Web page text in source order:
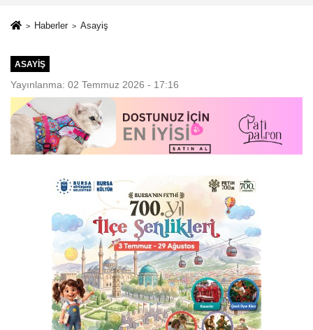
Haberler Asayiş
ASAYIŞ
Yayınlanma: 02 Temmuz 2026 - 17:16